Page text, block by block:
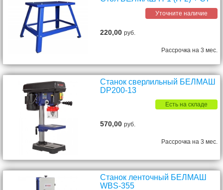
Уточните наличие
220,00руб.
Рассрочка на 3 мес.
Станок сверлильный БЕЛМАШ
DP200-13
Есть на складе
570,00руб.
Рассрочка на 3 мес.
Cтанок ленточный БЕЛМАШ
WBS-355